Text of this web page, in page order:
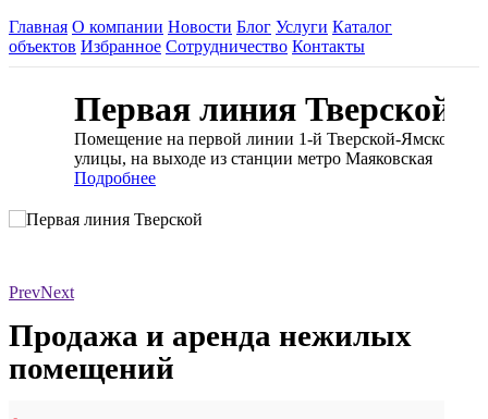
Главная О компании Новости Блог Услуги Каталог
объектов Избранное Сотрудничество Контакты
Первая линия Тверской
Помещение на первой линии 1-й Тверской-Ямской
улицы, на выходе из станции метро Маяковская
Подробнее
PrevNext
Продажа и аренда нежилых
помещений